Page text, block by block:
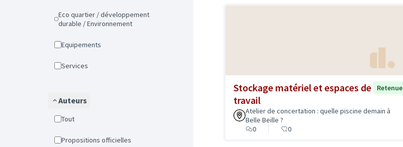
Eco quartier / développement
durable / Environnement
Equipements
Services
Auteurs
Tout
Propositions officielles
Stockage matériel et espaces de
travail
Retenue
Atelier de concertation : quelle piscine demain à
Belle Beille ?
0
0